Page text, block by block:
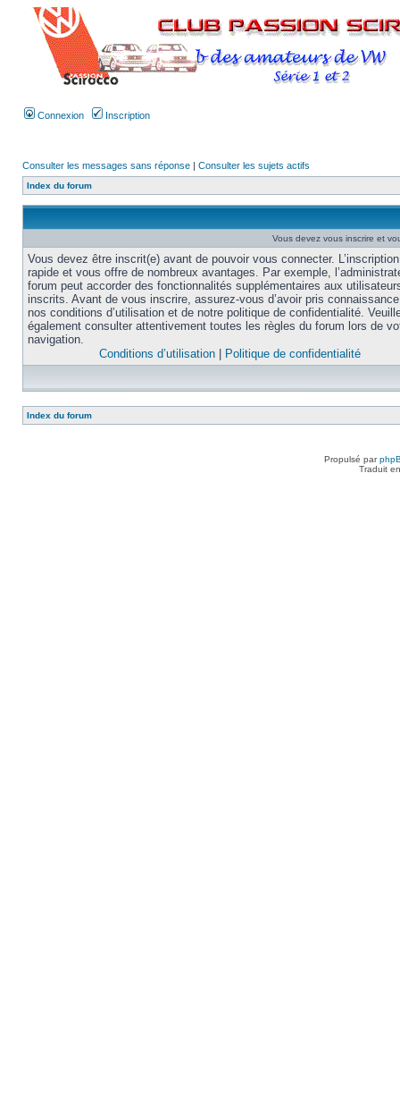
Connexion Inscription
Consulter les messages sans réponse | Consulter les sujets actifs
Index du forum
Vous devez vous inscrire et
Vous devez être inscrit(e) avant de pouvoir vous connecter.
rapide et vous offre de nombreux avantages. Par exemple,
forum peut accorder des fonctionnalités supplémentaires aux
inscrits. Avant de vous inscrire, assurez-vous d’avoir pris
nos conditions d’utilisation et de notre politique de confidentialité.
également consulter attentivement toutes les règles du forum lors de
navigation.
Conditions d’utilisation
Politique de confidentialité
Index du forum
Propulsé par
Traduit